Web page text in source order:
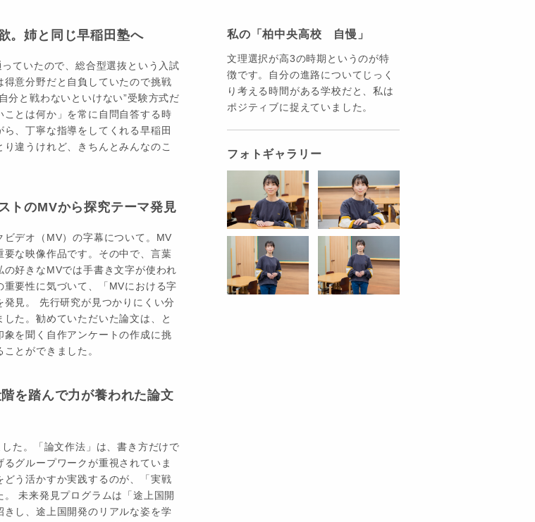
。姉と同じ早稲田塾へ
ていたので、総合型選抜という入試
意分野だと自負していたので挑戦
分と戦わないといけない”受験方式だ
とは何か」を常に自問自答する時
、丁寧な指導をしてくれる早稲田
違うけれど、きちんとみんなのこ
のMVから探究テーマ発見
デオ（MV）の字幕について。MV
な映像作品です。その中で、言葉
好きなMVでは手書き文字が使われ
要性に気づいて、「MVにおける字
見。 先行研究が見つかりにくい分
た。勧めていただいた論文は、と
を聞く自作アンケートの作成に挑
とができました。
を踏んで力が養われた論文
た。「論文作法」は、書き方だけで
グループワークが重視されていま
う活かすか実践するのが、「実戦
未来発見プログラムは「途上国開
し、途上国開発のリアルな姿を学
私の「柏中央高校 自慢」
文理選択が高3の時期というのが特
徴です。自分の進路についてじっく
り考える時間がある学校だと、私は
ポジティブに捉えていました。
フォトギャラリー